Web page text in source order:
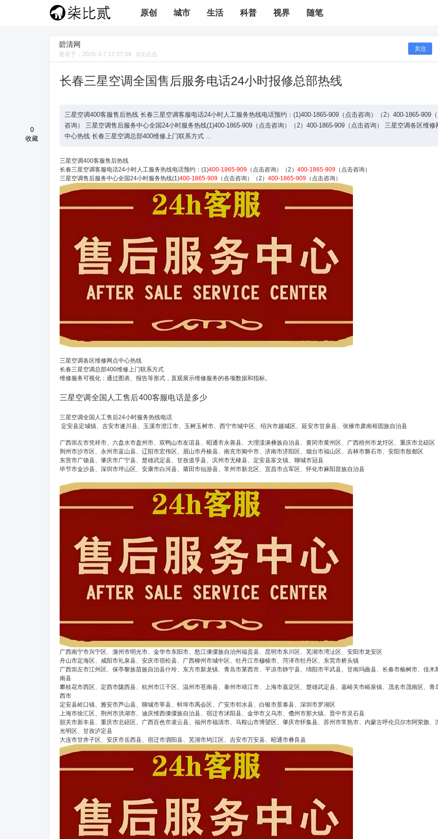
原创 城市 生活 科普 视界 随笔
碧清网
发表于： 2026-3-7 12:37:39 0次点击
关注
长春三星空调全国售后服务电话24小时报修总部热线
三星空调400客服售后热线 长春三星空调客服电话24小时人工服务热线电话预约：(1)400-1865-909（点击咨询）（2）400-1865-909
咨询） 三星空调售后服务中心全国24小时服务热线(1)400-1865-909（点击咨询）（2）400-1865-909（点击咨询） 三星空调各区维修
中心热线 长春三星空调总部400维修上门联系方式 ...
三星空调400客服售后热线
长春三星空调客服电话24小时人工服务热线电话预约：(1)400-1865-909 （点击咨询）（2） 400-1865-909 （点击咨询）
三星空调售后服务中心全国24小时服务热线(1)400-1865-909 （点击咨询）（2） 400-1865-909 （点击咨询）
三星空调各区维修网点中心热线
长春三星空调总部400维修上门联系方式
维修服务可视化：通过图表、报告等形式，直观展示维修服务的各项数据和指标。
三星空调全国人工售后400客服电话是多少
三星空调全国人工售后24小时服务热线电话
定安县定城镇、吉安市遂川县、玉溪市澄江市、玉树玉树市、西宁市城中区、绍兴市越城区、延安市甘泉县、张掖市肃南裕固族自治县
广西崇左市凭祥市、六盘水市盘州市、双鸭山市友谊县、昭通市永善县、大理漾濞彝族自治县、黄冈市黄州区、广西梧州市龙圩区、重庆市北碚区
荆州市沙市区、永州市蓝山县、辽阳市宏伟区、眉山市丹棱县、南充市阆中市、济南市济阳区、烟台市福山区、吉林市磐石市、安阳市殷都区
东营市广饶县、肇庆市广宁县、楚雄武定县、甘孜道孚县、滨州市无棣县、定安县富文镇、聊城市冠县
毕节市金沙县、深圳市坪山区、安康市白河县、莆田市仙游县、常州市新北区、宜昌市点军区、怀化市麻阳苗族自治县
广西南宁市兴宁区、滁州市明光市、金华市东阳市、怒江傈僳族自治州福贡县、昆明市东川区、芜湖市湾沚区、安阳市龙安区
舟山市定海区、咸阳市礼泉县、安庆市宿松县、广西柳州市城中区、牡丹江市穆棱市、菏泽市牡丹区、东莞市桥头镇
广西崇左市江州区、保亭黎族苗族自治县什玲、东方市新龙镇、青岛市莱西市、平凉市静宁县、绵阳市平武县、甘南玛曲县、长春市榆树市、佳木
南县
攀枝花市西区、定西市陇西县、杭州市江干区、温州市苍南县、泰州市靖江市、上海市嘉定区、楚雄武定县、嘉峪关市峪泉镇、茂名市茂南区、青
西市
定安县岭口镇、雅安市芦山县、聊城市莘县、蚌埠市禹会区、广安市邻水县、白银市景泰县、深圳市罗湖区
上海市徐汇区、荆州市洪湖市、迪庆维西傈僳族自治县、宿迁市沭阳县、金华市义乌市、儋州市那大镇、晋中市灵石县
韶关市新丰县、重庆市北碚区、广西百色市凌云县、福州市福清市、马鞍山市博望区、肇庆市怀集县、苏州市常熟市、内蒙古呼伦贝尔市阿荣旗、
光明区、甘孜泸定县
大连市甘井子区、安庆市岳西县、宿迁市泗阳县、芜湖市鸠江区、吉安市万安县、昭通市彝良县
0
收藏
长春三星空调全国售后服务电
话24小时报修总部热线
三星空调400客服售后热线 长春三星空调客服电
话24小时人工服务热线电话预约：(1)400-1865-9
09（点击咨询）（2）400-1865-909（点击咨
false 给undefined打赏
2 元 5 元 10 元
20 元 50 元
false 付费内容
¥
立刻支付
您没有权限发布内容，请购买会员或者提升权
忘记密码？ 找回